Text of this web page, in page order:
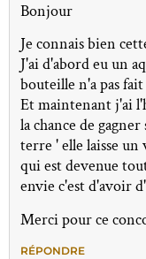
Bonjour
Je connais bien
J'ai d'abord eu un
bouteille n'a pas
Et maintenant j'ai
la chance de
terre ' elle laisse un
qui est devenue
envie c'est d'avoir
Merci pour ce
RÉPONDRE